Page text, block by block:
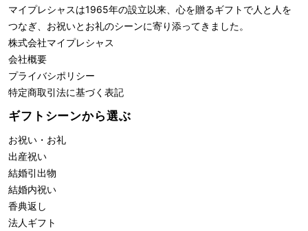
マイプレシャスは1965年の設立以来、心を贈るギフトで人と人を
つなぎ、お祝いとお礼のシーンに寄り添ってきました。
株式会社マイプレシャス
会社概要
プライバシポリシー
特定商取引法に基づく表記
ギフトシーンから選ぶ
お祝い・お礼
出産祝い
結婚引出物
結婚内祝い
香典返し
法人ギフト